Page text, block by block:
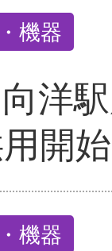
機器
洋
開始
機器